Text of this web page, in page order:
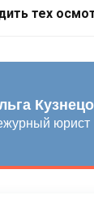
тех